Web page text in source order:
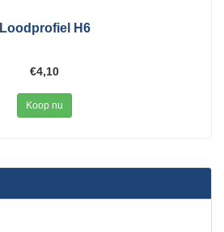
Loodprofiel H6
€4,10
Koop nu